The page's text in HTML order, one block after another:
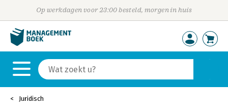
Op werkdagen voor 23:00 besteld, morgen in huis
Juridisch